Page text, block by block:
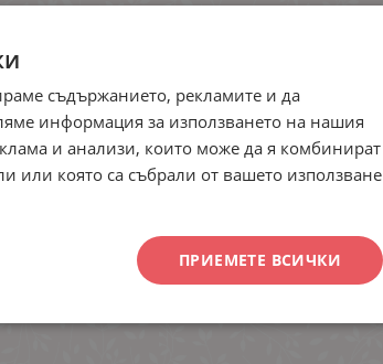
съдържанието, рекламите и да
информация за използването на нашия
и анализи, които може да я комбинират
или която са събрали от вашето използване
ПРИЕМЕТЕ ВСИЧКИ